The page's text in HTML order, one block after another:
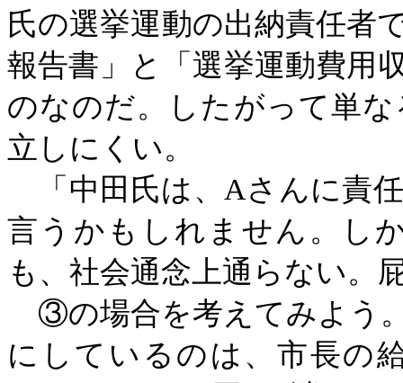
氏の選挙運動の出納責任者
報告書」と「選挙運動費用
のなのだ。したがって単
立しにくい。
「中田氏は、 Aさんに責
言うかもしれません。し
も、社会通念上通らない。
③の場合を考えてみよう
にしているのは、市長の